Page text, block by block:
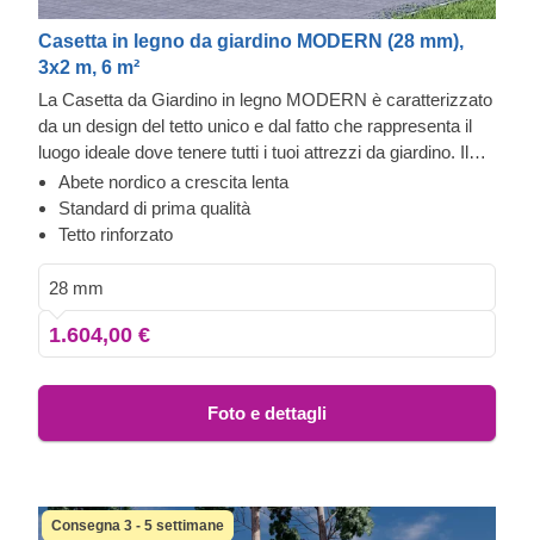
Casetta in legno da giardino MODERN (28 mm),
3x2 m, 6 m²
La Casetta da Giardino in legno MODERN è caratterizzato
da un design del tetto unico e dal fatto che rappresenta il
luogo ideale dove tenere tutti i tuoi attrezzi da giardino. Il
suo design accattivante è adatto a ogni giardino.
Abete nordico a crescita lenta
Standard di prima qualità
Tetto rinforzato
28 mm
1.604,00 €
Foto e dettagli
Consegna 3 - 5 settimane